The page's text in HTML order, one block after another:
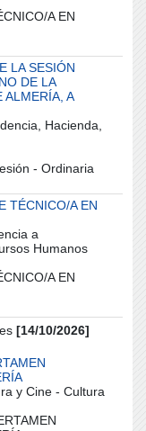
A EN
LA SESIÓN
DE LA
ALMERÍA, A
Hacienda,
- Ordinaria
TÉCNICO/A EN
a
Humanos
A EN
[14/10/2026]
y Cine - Cultura